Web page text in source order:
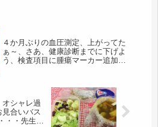
４か月ぶりの血圧測定、上がってた
ぁ～、さあ、健康診断までに下げよ
う、検査項目に腫瘍マーカー追加し
シャレ過
見合いバス
・・先生の